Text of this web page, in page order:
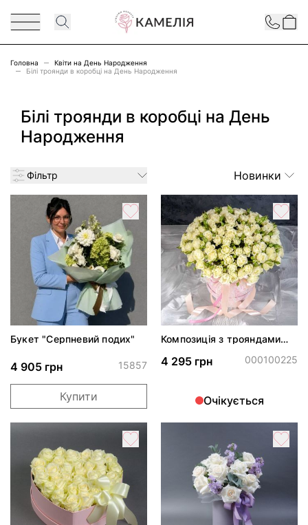
Contact
Головна
Квіти на День Народження
Білі троянди в коробці на День Народження
Білі троянди в коробці на День
Народження
Фільтр Новинки
Букет "Серпневий подих"
4 905 грн 15857
Купити
Композиція з трояндами
4 295 грн 000100225
Очікується